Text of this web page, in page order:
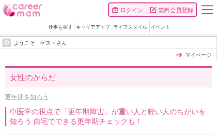
ログイン 無料会員登録
仕事を探す キャリアアップ ライフスタイル イベント
ようこそ ゲストさん
マイページ
女性のからだ
更年期を知ろう
中医学の視点で「更年期障害」が重い人と軽い人のちがいを
知ろう 自宅でできる更年期チェックも！